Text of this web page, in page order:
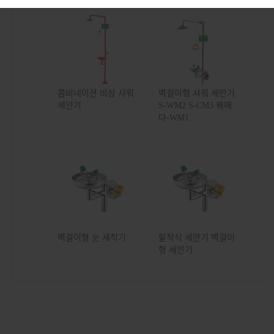
콤비네이션 비상 샤워
세안기
벽걸이형 샤워 세안기
S-WM2 S-CM3 꿰매
다-WM1
벽걸이형 눈 세척기
탈착식 세안기 벽걸이
형 세안기